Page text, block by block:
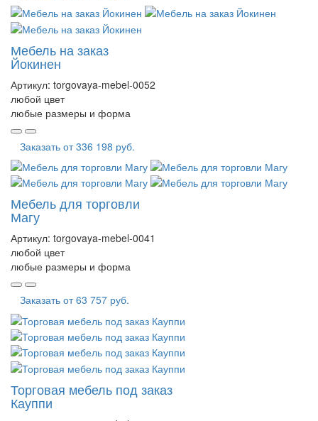
Мебель на заказ
Йокинен
Артикул: torgovaya-mebel-0052
любой цвет
любые размеры и форма
Заказать от336 198 руб.
Мебель для торговли
Магу
Артикул: torgovaya-mebel-0041
любой цвет
любые размеры и форма
Заказать от63 757 руб.
Торговая мебель под заказ
Кауппи